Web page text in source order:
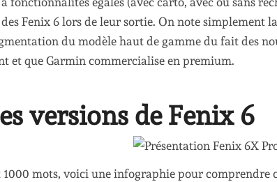
Fenix 6 lors de leur sortie. On note simplement
du modèle haut de gamme du fait des
et que Garmin commercialise en premium.
versions de Fenix 6
mots, voici une infographie pour comprendre